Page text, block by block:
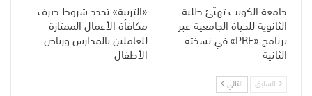
جامعة الكويت تهيّئ طلبة
الثانوية للحياة الجامعية عبر
برنامج «PRE» في نسخته
الثانية
«التربية» تحدد شروط صرف
مكافأة الأعمال الممتازة
للعاملين بالمدارس ورياض
الأطفال
السابق التالي